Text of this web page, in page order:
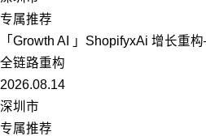
专属推荐
「Growth AI 」ShopifyxAi 增长
全链路重构
2026.08.14
深圳市
专属推荐